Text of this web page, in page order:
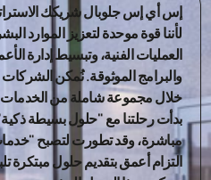
إس أي إس جلوبال شريكك
لأننا قوة موحدة لتعزيز الموارد
العمليات الفنية، وتبسيط إدارة
والبرامج الموثوقة. نُمكن
خلال مجموعة شاملة من الخدمات
بدأت رحلتنا مع "حلول بسيطة
مباشرة، وقد تطورت لتصبح
التزام أعمق بتقديم حلول مبتكرة